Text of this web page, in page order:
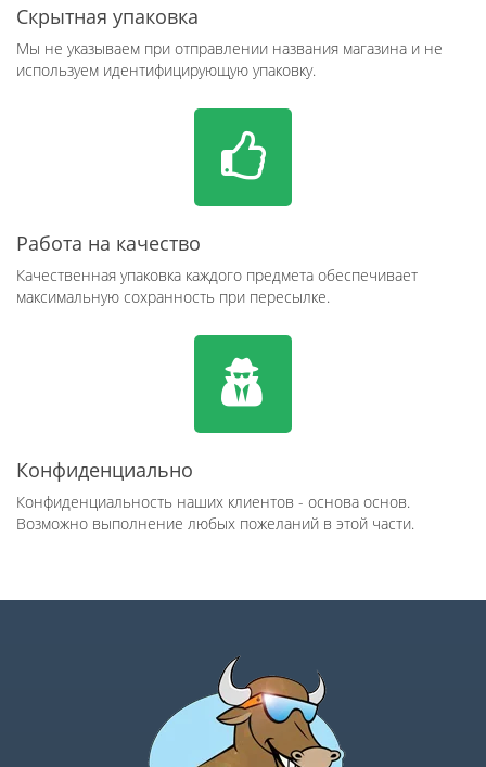
Скрытная упаковка
Мы не указываем при отправлении названия магазина и не
используем идентифицирующую упаковку.
Работа на качество
Качественная упаковка каждого предмета обеспечивает
максимальную сохранность при пересылке.
Конфиденциально
Конфиденциальность наших клиентов - основа основ.
Возможно выполнение любых пожеланий в этой части.